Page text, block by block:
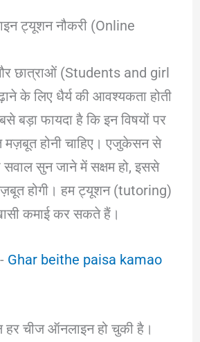
ट्यूशन नौकरी (Online
छात्राओं (Students and girl
के लिए धैर्य की आवश्यकता होती
बड़ा फायदा है कि इन विषयों पर
होनी चाहिए। एजुकेसन से
सुन जाने में सक्षम हो, इससे
होगी। हम ट्यूशन (tutoring)
कमाई कर सकते हैं।
Ghar beithe paisa kamao
चीज ऑनलाइन हो चुकी है।